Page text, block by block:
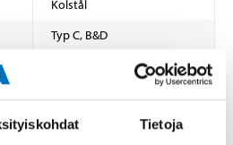
Tietoja
Kolstål
Typ C, B&D
8 mm